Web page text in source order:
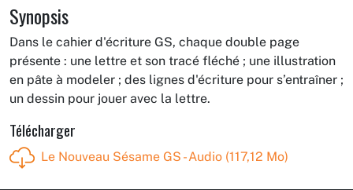
Synopsis
Dans le cahier d'écriture GS, chaque double page
présente : une lettre et son tracé fléché ; une illustration
en pâte à modeler ; des lignes d'écriture pour s’entraîner ;
un dessin pour jouer avec la lettre.
Télécharger
Le Nouveau Sésame GS - Audio (117,12 Mo)